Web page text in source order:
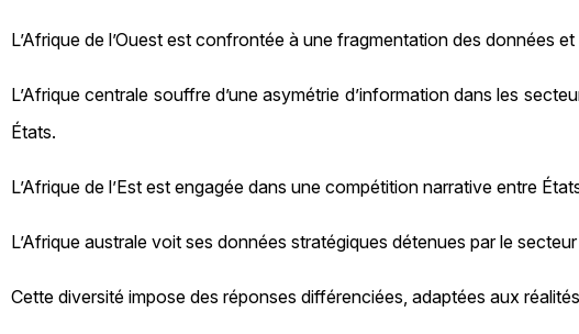
L’Afrique de l’Ouest est confrontée à une fragmentation des données
L’Afrique centrale souffre d’une asymétrie d’information dans les
États.
L’Afrique de l’Est est engagée dans une compétition narrative entre
L’Afrique australe voit ses données stratégiques détenues par le
Cette diversité impose des réponses différenciées, adaptées aux